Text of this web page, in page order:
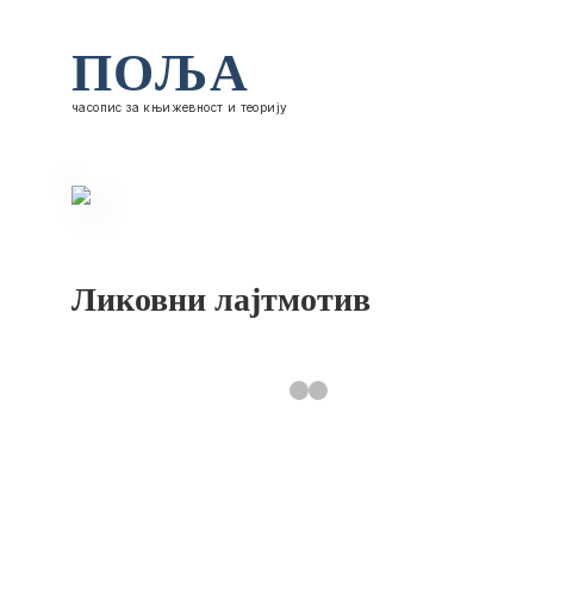
ПОЉА
часопис за књижевност и теорију
Ликовни лајтмотив